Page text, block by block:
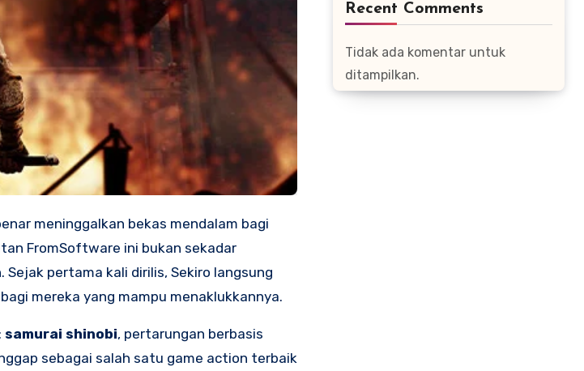
FromSoftware ini bukan sekadar
. Sejak pertama kali dirilis, Sekiro langsung
mereka yang mampu menaklukkannya.
samurai shinobi, pertarungan berbasis
sebagai salah satu game action terbaik
Recent Comments
Tidak ada komentar untuk
ditampilkan.